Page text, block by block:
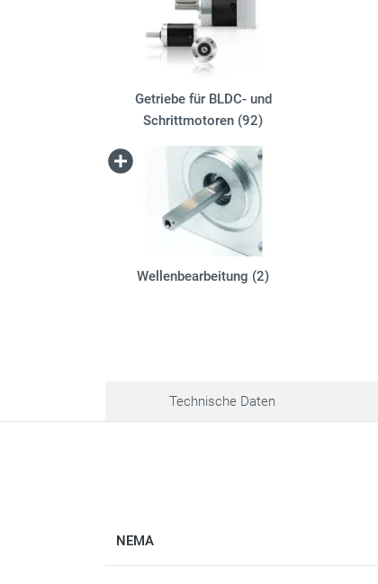
Getriebe für BLDC- und
Schrittmotoren (92)
Wellenbearbeitung (2)
Technische Daten
NEMA